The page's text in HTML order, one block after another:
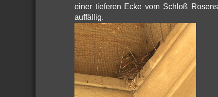
einer tieferen Ecke vom Schloß
auffällig.